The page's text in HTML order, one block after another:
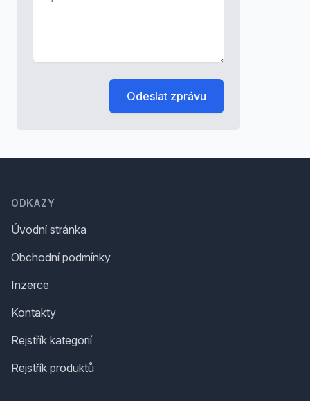
Odeslat zprávu
ODKAZY
Úvodní stránka
Obchodní podmínky
Inzerce
Kontakty
Rejstřík kategorií
Rejstřík produktů